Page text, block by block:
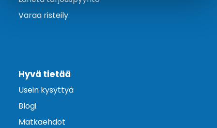
Varaa risteily
Hyvä tietää
Usein kysyttyä
Blogi
Matkaehdot